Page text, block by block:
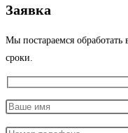
Заявка
Мы постараемся обработать
сроки.